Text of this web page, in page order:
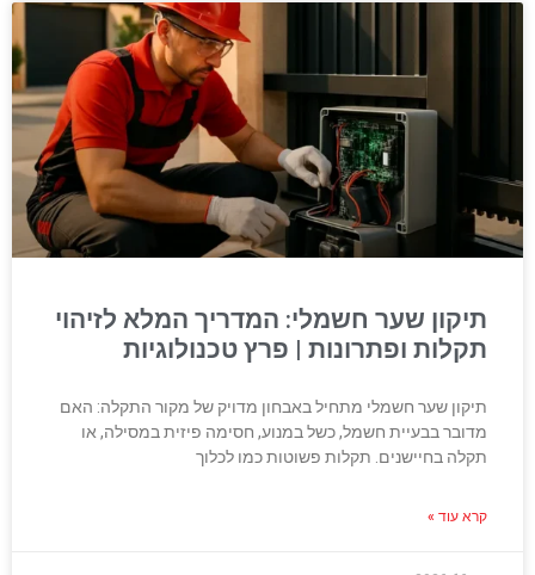
תיקון שער חשמלי: המדריך המלא לזיהוי
תקלות ופתרונות | פרץ טכנולוגיות
תיקון שער חשמלי מתחיל באבחון מדויק של מקור התקלה: האם
מדובר בבעיית חשמל, כשל במנוע, חסימה פיזית במסילה, או
תקלה בחיישנים. תקלות פשוטות כמו לכלוך
קרא עוד »